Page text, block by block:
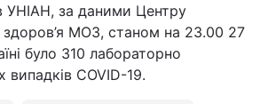
УНІАН, за даними Центру
здоров’я МОЗ, станом на 23.00 27
було 310 лабораторно
випадків COVID-19.